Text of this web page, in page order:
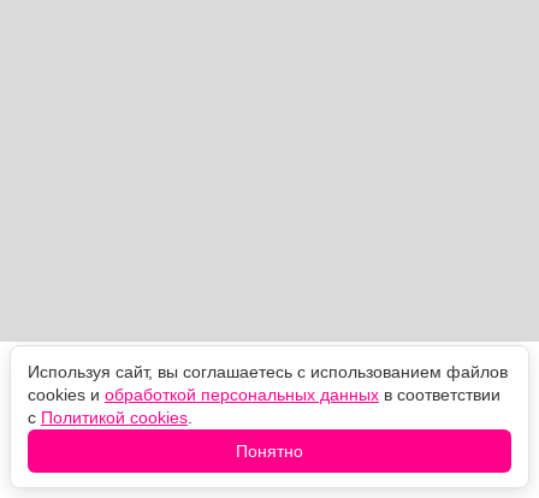
Вкус становится намного насыщеннее, а сами
котлеты остаются нежными даже после остывания.
Именно поэтому дома их давно называют
Используя сайт, вы соглашаетесь с использованием файлов
cookies и обработкой персональных данных в соответствии
с Политикой cookies
Понятно